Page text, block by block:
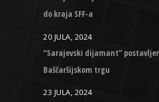
do kraja SFF-a
20 JULA, 2024
“Sarajevski dijamant”
Baščaršijskom trgu
23 JULA, 2024